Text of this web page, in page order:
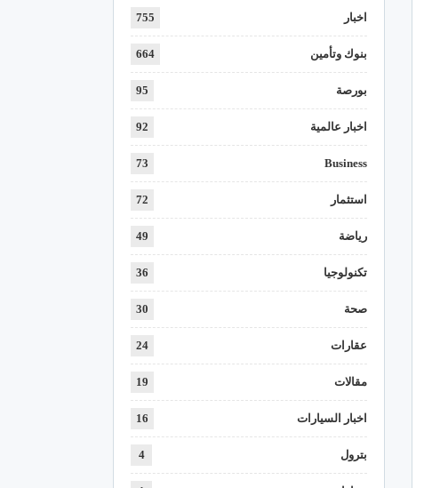
اخبار 755
بنوك وتأمين 664
بورصة 95
اخبار عالمية 92
Business
73
استثمار 72
رياضة 49
تكنولوجيا 36
صحة 30
عقارات 24
مقالات 19
اخبار السيارات 16
بترول 4